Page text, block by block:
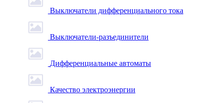
Выключатели дифференциального тока
Выключатели-разъединители
Дифференциальные автоматы
Качество электроэнергии